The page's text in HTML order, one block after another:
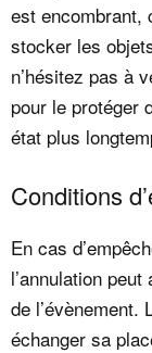
est encombrant,
stocker les
n’hésitez pas à
pour le protéger
état plus
Conditions
En cas
l’annulation
de l’évènement.
échanger sa